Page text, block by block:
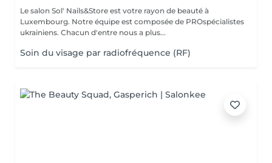
Le salon Sol' Nails&Store est votre rayon de beauté à
Luxembourg. Notre équipe est composée de PROspécialistes
ukrainiens. Chacun d'entre nous a plus...
Soin du visage par radiofréquence (RF)